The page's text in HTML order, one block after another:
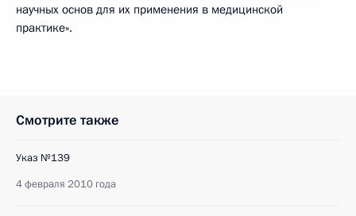
научных основ для их применения в медицинской
практике».
Смотрите также
Указ №139
4 февраля 2010 года